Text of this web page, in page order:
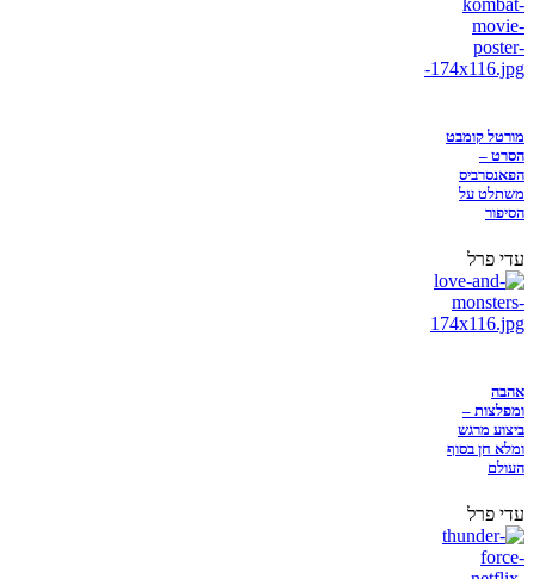
מורטל קומבט
הסרט –
הפאנסרביס
משתלט על
הסיפור
עדי פרל
אהבה
ומפלצות –
ביצוע מרגש
ומלא חן בסוף
העולם
עדי פרל